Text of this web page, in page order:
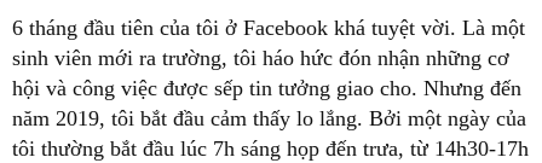
6 tháng đầu tiên của tôi ở Facebook khá tuyệt vời. Là một
sinh viên mới ra trường, tôi háo hức đón nhận những cơ
hội và công việc được sếp tin tưởng giao cho. Nhưng đến
năm 2019, tôi bắt đầu cảm thấy lo lắng. Bởi một ngày của
tôi thường bắt đầu lúc 7h sáng họp đến trưa, từ 14h30-17h